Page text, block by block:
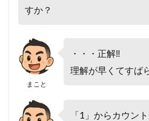
すか？
まこと
・・・正解‼
理解が早くてすば
「1」からカウン